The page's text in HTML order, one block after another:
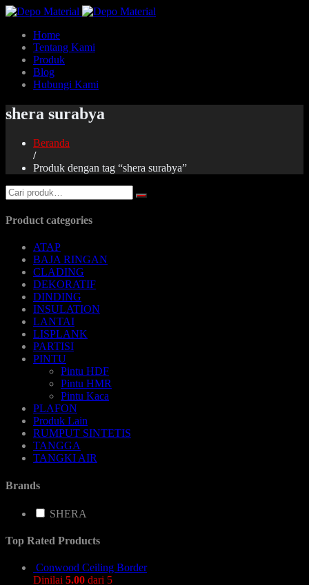
Home
Tentang Kami
Produk
Blog
Hubungi Kami
shera surabya
Beranda
/
Produk dengan tag “shera surabya”
Product categories
ATAP
BAJA RINGAN
CLADING
DEKORATIF
DINDING
INSULATION
LANTAI
LISPLANK
PARTISI
PINTU
Pintu HDF
Pintu HMR
Pintu Kaca
PLAFON
Produk Lain
RUMPUT SINTETIS
TANGGA
TANGKI AIR
Brands
SHERA
Top Rated Products
Conwood Ceiling Border
Dinilai 5.00 dari 5